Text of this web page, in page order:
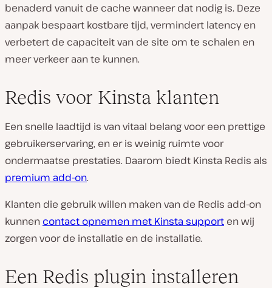
benaderd vanuit de cache wanneer dat nodig is. Deze
aanpak bespaart kostbare tijd, vermindert latency en
verbetert de capaciteit van de site om te schalen en
meer verkeer aan te kunnen.
Redis voor Kinsta klanten
Een snelle laadtijd is van vitaal belang voor een prettige
gebruikerservaring, en er is weinig ruimte voor
ondermaatse prestaties. Daarom biedt Kinsta Redis als
premium add-on.
Klanten die gebruik willen maken van de Redis add-on
kunnen contact opnemen met Kinsta support en wij
zorgen voor de installatie en de installatie.
Een Redis plugin installeren